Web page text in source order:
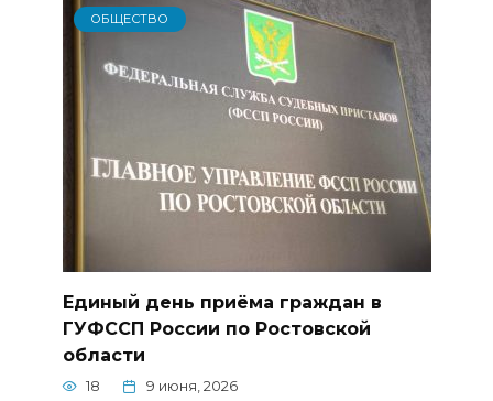
ОБЩЕСТВО
Единый день приёма граждан в
ГУФССП России по Ростовской
области
18 9 июня, 2026